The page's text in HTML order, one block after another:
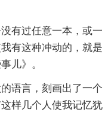
有过任意一本，或一
有这种冲动的，就是
儿》。
语言，刻画出了一个
样几个人使我记忆犹